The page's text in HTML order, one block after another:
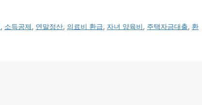
, 소득공제, 연말정산, 의료비 환급, 자녀 양육비, 주택자금대출, 환